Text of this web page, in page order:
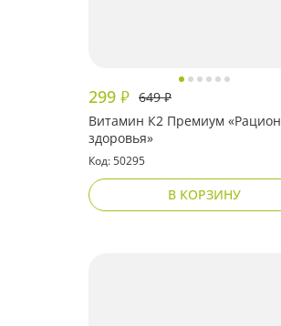
299 ₽ 649₽
Витамин К2 Премиум «Рацион
здоровья»
Код: 50295
В КОРЗИНУ